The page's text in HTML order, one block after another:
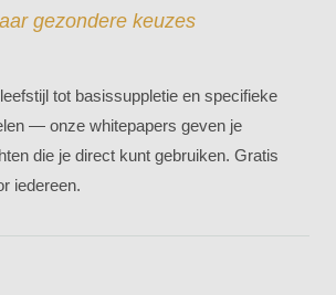
gezondere keuzes
tot basissuppletie en specifieke
— onze whitepapers geven je
die je direct kunt gebruiken. Gratis
iedereen.